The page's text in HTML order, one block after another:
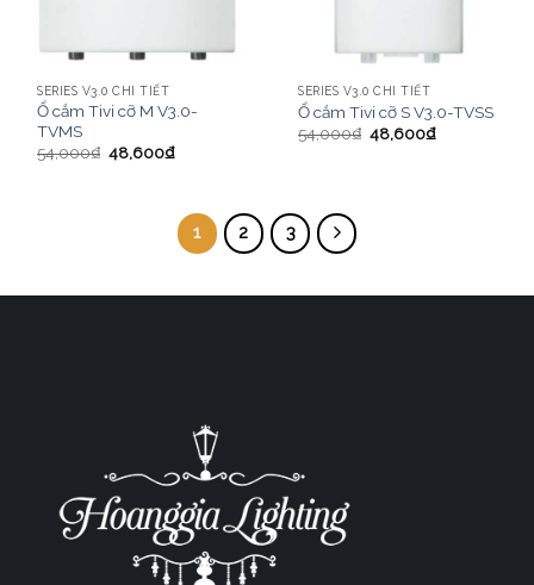
SERIES V3.0 CHI TIẾT
Ổ cắm Tivi cỡ M V3.0-
TVMS
54,000₫ 48,600₫
SERIES V3.0 CHI TIẾT
Ổ cắm Tivi cỡ S V3.0-TVSS
54,000₫ 48,600₫
1 2 3